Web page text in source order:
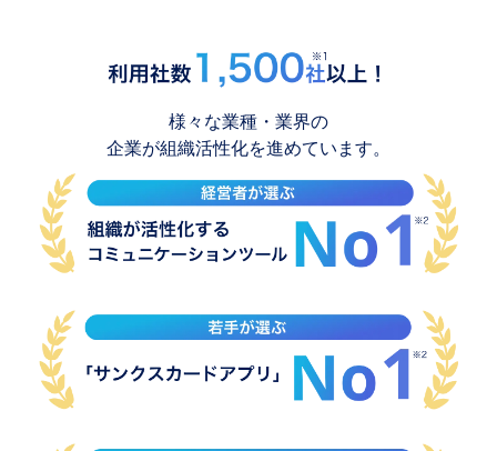
様々な業種・業界の
企業が組織活性化を進めています。